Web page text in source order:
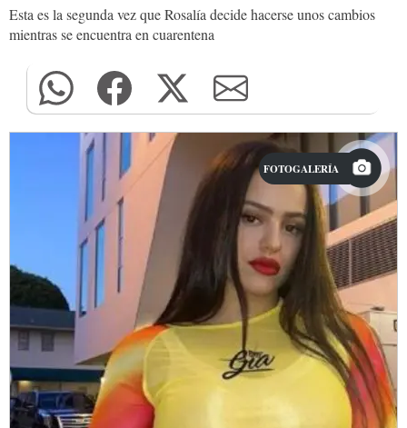
Esta es la segunda vez que Rosalía decide hacerse unos cambios
mientras se encuentra en cuarentena
FOTOGALERÍA